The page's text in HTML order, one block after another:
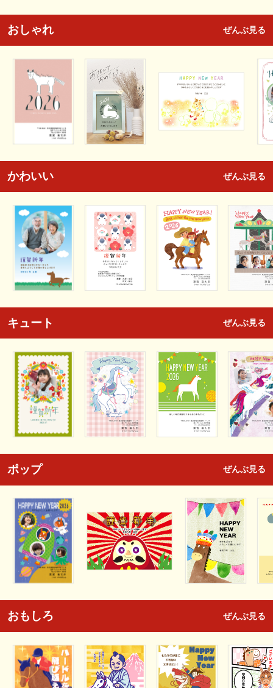
おしゃれ ぜんぶ見る
かわいい ぜんぶ見る
キュート ぜんぶ見る
ポップ ぜんぶ見る
おもしろ ぜんぶ見る